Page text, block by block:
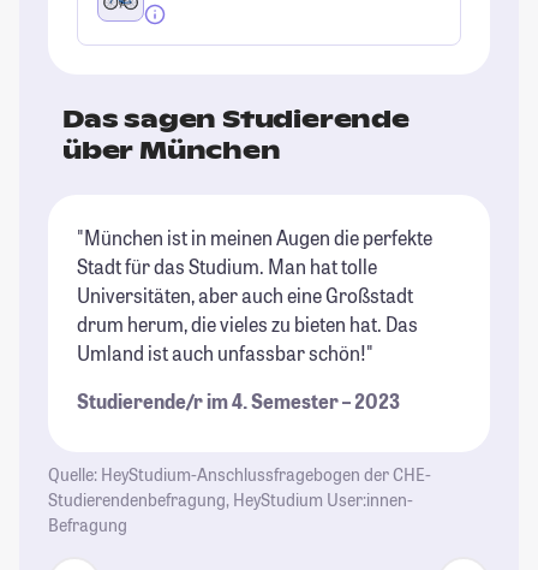
Das sagen Studierende
über München
"München ist in meinen Augen die perfekte
Stadt für das Studium. Man hat tolle
Universitäten, aber auch eine Großstadt
drum herum, die vieles zu bieten hat. Das
Umland ist auch unfassbar schön!"
Studierende/r im 4. Semester – 2023
Quelle: HeyStudium-Anschlussfragebogen der CHE-
Studierendenbefragung, HeyStudium User:innen-
Befragung